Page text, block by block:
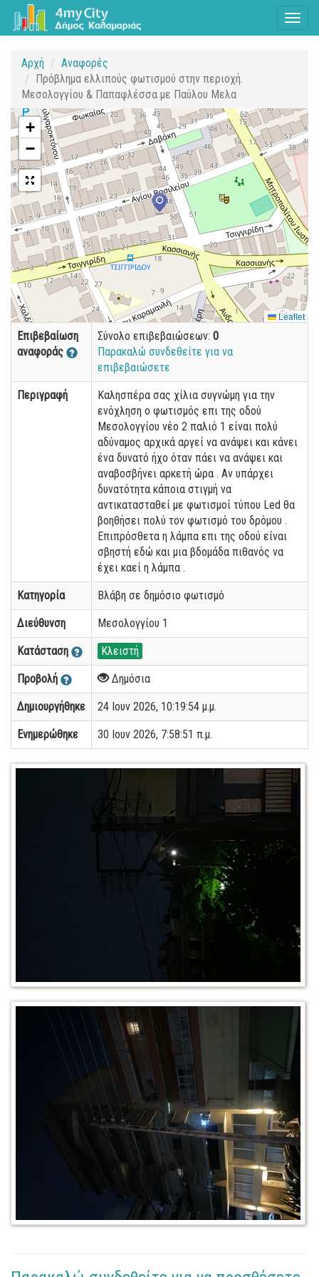
Αρχή
Αναφορές
Πρόβλημα ελλιπούς φωτισμού στην περιοχή.
Μεσολογγίου & Παπαφλέσσα με Παύλου Μελα
+
−
Leaflet
Επιβεβαίωση
αναφοράς
Σύνολο επιβεβαιώσεων: 0
Παρακαλώ συνδεθείτε για να
επιβεβαιώσετε
Περιγραφή
Καλησπέρα σας χίλια συγνώμη για την
ενόχληση ο φωτισμός επι της οδού
Μεσολογγίου νέο 2 παλιό 1 είναι πολύ
αδύναμος αρχικά αργεί να ανάψει και κάνει
ένα δυνατό ήχο όταν πάει να ανάψει και
αναβοσβήνει αρκετή ώρα . Αν υπάρχει
δυνατότητα κάποια στιγμή να
αντικατασταθεί με φωτισμοί τύπου Led θα
βοηθήσει πολύ τον φωτισμό του δρόμου .
Επιπρόσθετα η λάμπα επι της οδού είναι
σβηστή εδώ και μια βδομάδα πιθανός να
έχει καεί η λάμπα .
Κατηγορία Βλάβη σε δημόσιο φωτισμό
Διεύθυνση Μεσολογγίου 1
Κατάσταση Κλειστή
Προβολή Δημόσια
Δημιουργήθηκε 24 Ιουν 2026, 10:19:54 μ.μ.
Ενημερώθηκε 30 Ιουν 2026, 7:58:51 π.μ.